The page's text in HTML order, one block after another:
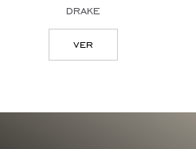
drake
ver